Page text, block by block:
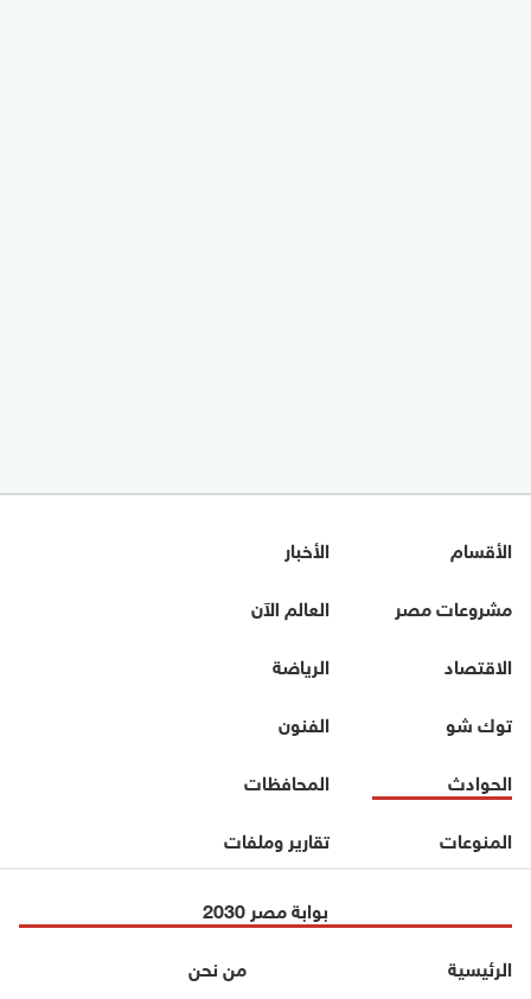
الأقسام
الأخبار
مشروعات مصر
العالم الآن
الاقتصاد
الرياضة
توك شو
الفنون
الحوادث
المحافظات
المنوعات
تقارير وملفات
بوابة مصر 2030
الرئيسية
من نحن